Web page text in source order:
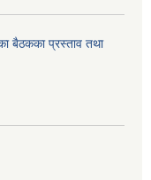
बैठकका प्रस्ताव तथा